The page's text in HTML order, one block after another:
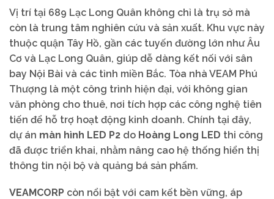
Vị trí tại 689 Lạc Long Quân không chỉ là trụ sở mà
còn là trung tâm nghiên cứu và sản xuất. Khu vực này
thuộc quận Tây Hồ, gần các tuyến đường lớn như Âu
Cơ và Lạc Long Quân, giúp dễ dàng kết nối với sân
bay Nội Bài và các tỉnh miền Bắc. Tòa nhà VEAM Phú
Thượng là một công trình hiện đại, với không gian
văn phòng cho thuê, nơi tích hợp các công nghệ tiên
tiến để hỗ trợ hoạt động kinh doanh. Chính tại đây,
dự án màn hình LED P2 do Hoàng Long LED thi công
đã được triển khai, nhằm nâng cao hệ thống hiển thị
thông tin nội bộ và quảng bá sản phẩm.
VEAMCORP còn nổi bật với cam kết bền vững, áp